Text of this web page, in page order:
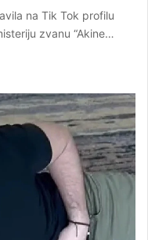
na Tik Tok profilu
zvanu “Akine…